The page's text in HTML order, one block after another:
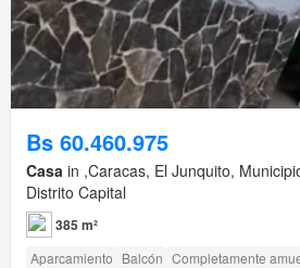
Bs 60.460.975
Casa in ,Caracas, El Junquito,
Distrito Capital
385 m²
Aparcamiento Balcón Completamente